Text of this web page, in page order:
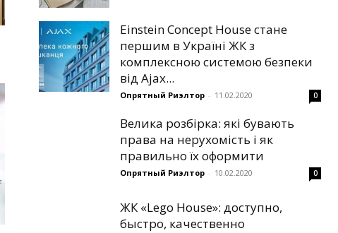
Einstein Concept House стане
першим в Україні ЖК з
комплексною системою безпеки
від Ajax...
Опрятный Риэлтор - 11.02.2020 0
Велика розбірка: які бувають
права на нерухомість і як
правильно їх оформити
Опрятный Риэлтор - 10.02.2020 0
ЖК «Lego House»: доступно,
быстро, качественно